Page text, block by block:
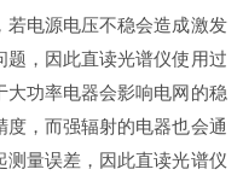
若电源电压不稳会造成激发
，因此直读光谱仪使用过
功率电器会影响电网的稳
，而强辐射的电器也会通
量误差，因此直读光谱仪